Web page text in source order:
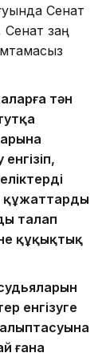
Сенат
заң
тән
құжаттарды
талап
құқықтық
енгізуге
ғана